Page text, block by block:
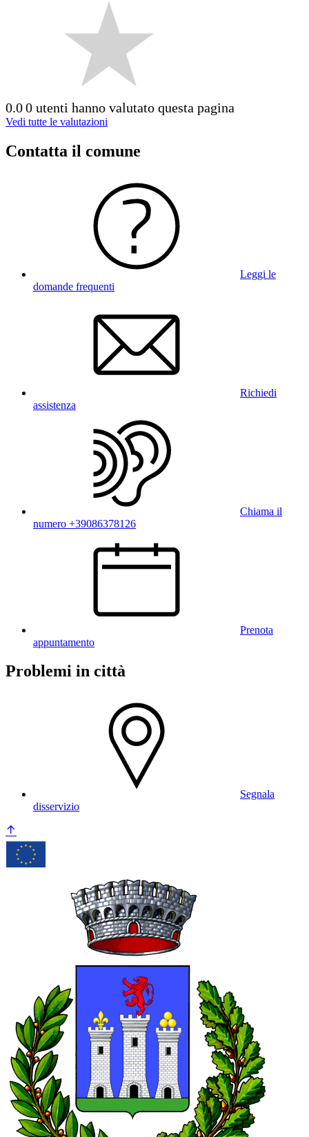
0.00 utenti hanno valutato questa pagina
Vedi tutte le valutazioni
Contatta il comune
Leggi le
domande frequenti
Richiedi
assistenza
Chiama il
numero +39086378126
Prenota
appuntamento
Problemi in città
Segnala
disservizio